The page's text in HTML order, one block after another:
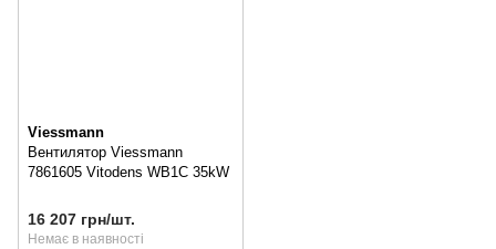
Viessmann
Вентилятор Viessmann
7861605 Vitodens WB1C 35kW
16 207 грн/шт.
Немає в наявності